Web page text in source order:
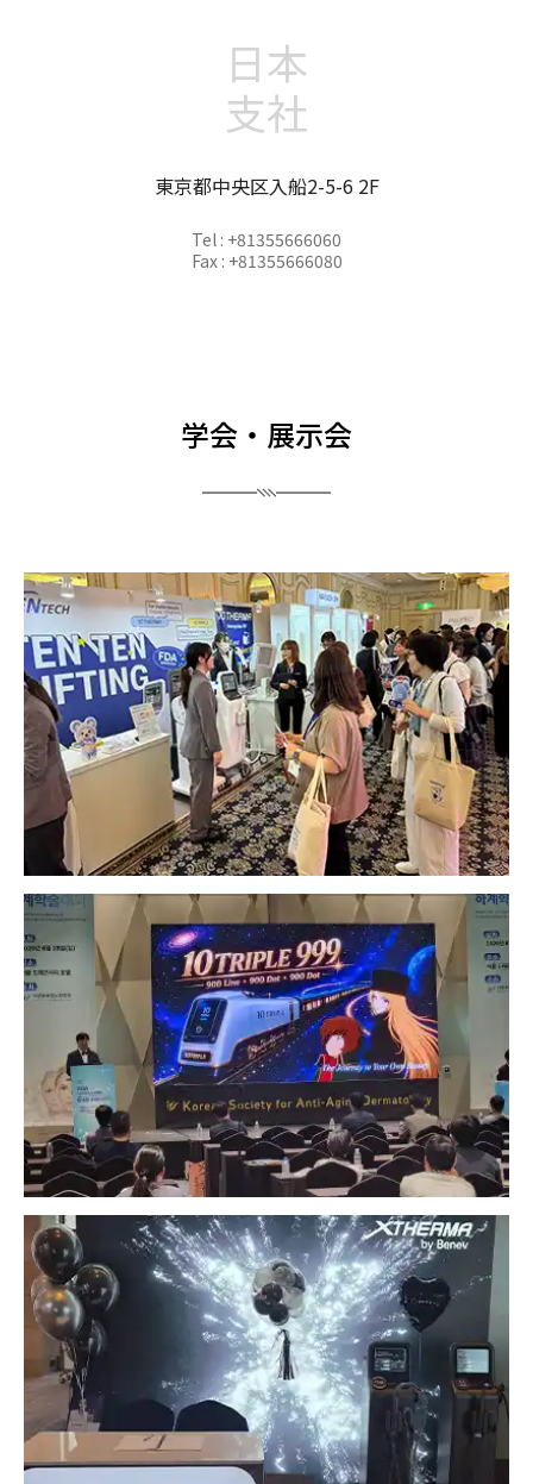
日本
支社
東京都中央区入船2-5-6 2F
Tel : +81355666060
Fax : +81355666080
学会・展示会